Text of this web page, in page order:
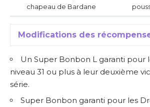
chapeau de Bardane
Modifications des
Un Super Bonbon L garanti pour
niveau 31 ou plus à leur deuxième
série.
Super Bonbon garanti pour les